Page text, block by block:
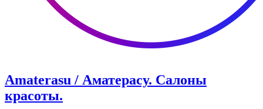
Amaterasu / Аматерасу. Салоны
красоты.